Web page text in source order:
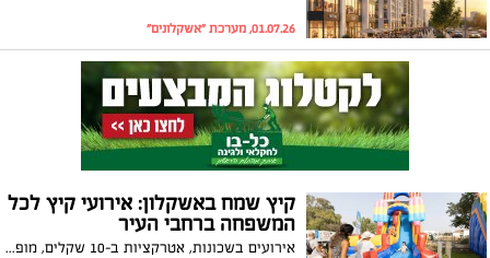
01.07.26, מערכת "אשקלונים"
קיץ שמח באשקלון: אירועי קיץ לכל
המשפחה ברחבי העיר
אירועים בשכונות, אטרקציות ב-10 שקלים, מופעים, סדנאות ופעילויות לכל המשפחה מחכים לכם הקיץ באשקלון; הפתעות נוספות בקרוב